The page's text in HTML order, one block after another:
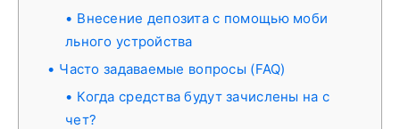
Внесение депозита с помощью моби
льного устройства
Часто задаваемые вопросы (FAQ)
Когда средства будут зачислены на с
чет?